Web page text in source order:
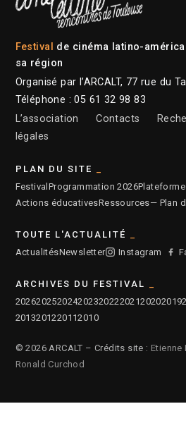
Festival de cinéma latino-
sa région
Organisé par l’ARCALT, 77 rue du
Téléphone : 05 61 32 98 83
L’association
Contacts
légales
PLAN DU SITE
Festival Programmation 2026
Actions éducativesRessources— Plan
TOUTE L'ACTUALITÉ
ActualitésNewsletter Instagram
ARCHIVES DU FESTIVAL
20262025202420232022202120202019
2013201220112010
© 2026 ARCALT – Crédits site : Etienne
Ronald Curchod